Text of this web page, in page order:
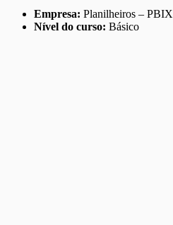
Empresa: Planilheiros – PBIX
Nível do curso: Básico